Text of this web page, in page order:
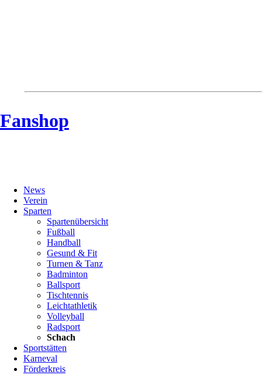
Fanshop
überspringen
News
Verein
Sparten
Spartenübersicht
Fußball
Handball
Gesund & Fit
Turnen & Tanz
Badminton
Ballsport
Tischtennis
Leichtathletik
Volleyball
Radsport
Schach
Sportstätten
Karneval
Förderkreis